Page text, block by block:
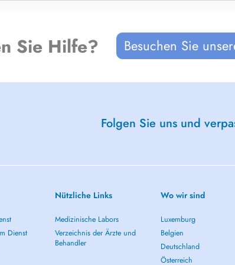
Sie Hilfe? Besuchen Sie
Folgen Sie uns und
Dienst
Nützliche Links
Medizinische Labors
Verzeichnis der Ärzte und
Behandler
Wo wir sind
Luxemburg
Belgien
Deutschland
Österreich